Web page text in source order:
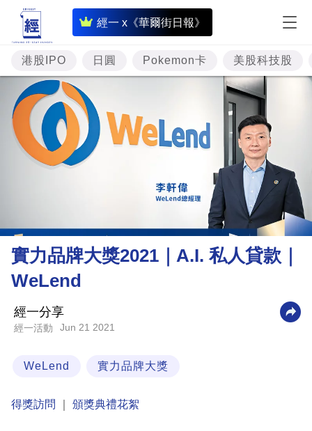
經一 x《華爾街日報》
即
時
財
經
專
題
投
理
財
科
港股IPO 日圓 Pokemon卡 美股科技股
實力品牌大獎2021｜A.I. 私人貸款｜
WeLend
經一分享
經一活動 Jun 21 2021
WeLend 實力品牌大獎
得獎訪問 頒獎典禮花絮